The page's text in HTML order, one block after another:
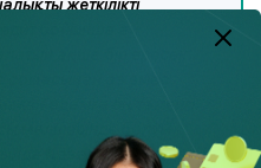
жеткілікті
адамға ең төменгі
мөлшерінде болуы
Қазақстандағы ең